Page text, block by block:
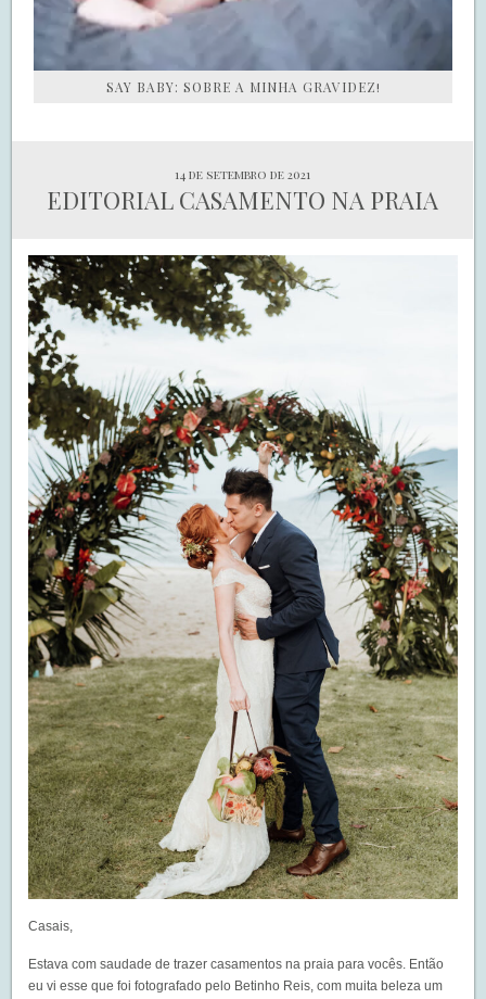
SAY BABY: SOBRE A MINHA GRAVIDEZ!
14 de setembro de 2021
EDITORIAL CASAMENTO NA PRAIA
Casais,
Estava com saudade de trazer casamentos na praia para vocês. Então
eu vi esse que foi fotografado pelo Betinho Reis, com muita beleza um